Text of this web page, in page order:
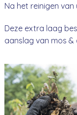
Na het reinigen
Deze extra laag
aanslag van mos &